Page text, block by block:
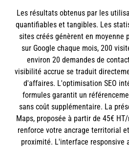
Les résultats obtenus par les
quantifiables et tangibles. Les
sites créés génèrent en moyenne
sur Google chaque mois, 200
environ 20 demandes de
visibilité accrue se traduit
d'affaires. L'optimisation SEO
formules garantit un
sans coût supplémentaire. La
Maps, proposée à partir de 45€
renforce votre ancrage territorial
proximité. L'interface responsive